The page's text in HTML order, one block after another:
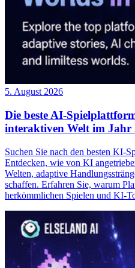
5. August 2026
Die beste AI-
interaktiven Welt im Jahr
Suchen Sie nach den besten KI-
Entdecken, wie von KI
Welten, adaptive
schaffen. Erfahren Sie, warum
herkömmlichen Spielen und KI-